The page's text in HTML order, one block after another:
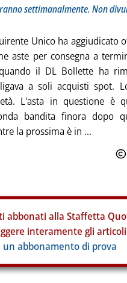
settimanalmente. Non
Unico ha aggiudicato
aste per consegna a
il DL Bollette ha
a soli acquisti spot.
L'asta in questione è
bandita finora dopo
la prossima è in ...
abbonati alla Staffetta
interamente gli
un abbonamento di prova